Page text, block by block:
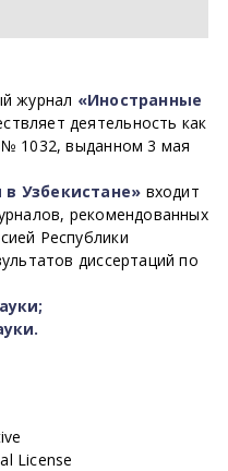
журнал «Иностранные
деятельность как
1032, выданном 3 мая
Узбекистане» входит
рекомендованных
Республики
диссертаций по
License